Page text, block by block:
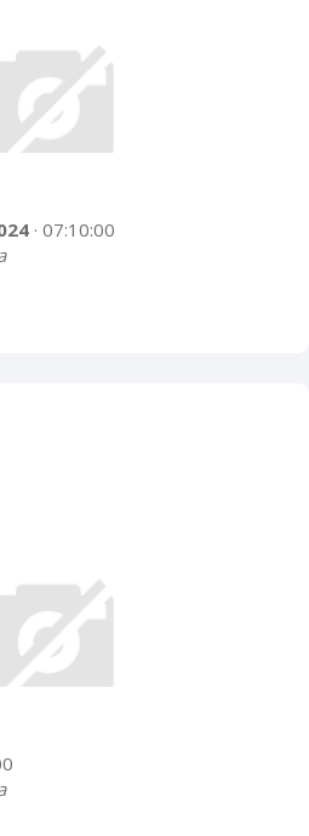
· 07:10:00